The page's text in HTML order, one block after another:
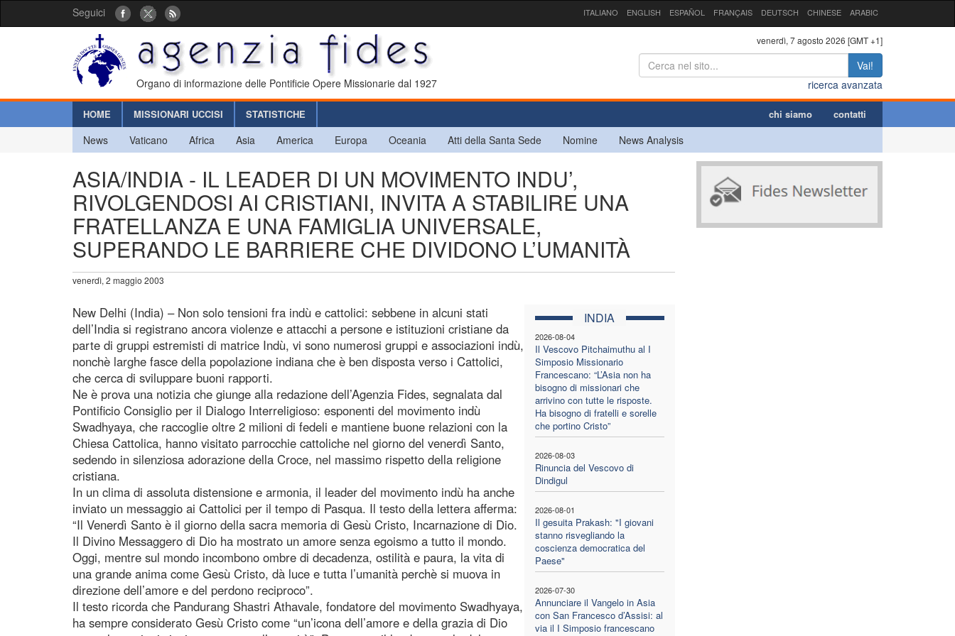
Seguici ITALIANO ENGLISH ESPAÑOL FRANÇAIS DEUTSCH CHINESE ARABIC
Organo di informazione delle Pontificie Opere Missionarie dal 1927
venerdì, 7 agosto 2026 [GMT +1]
Vai!
ricerca avanzata
HOME MISSIONARI UCCISI STATISTICHE chi siamo contatti
News Vaticano Africa Asia America Europa Oceania Atti della Santa Sede Nomine News Analysis
ASIA/INDIA - IL LEADER DI UN MOVIMENTO INDU’,
RIVOLGENDOSI AI CRISTIANI, INVITA A STABILIRE UNA
FRATELLANZA E UNA FAMIGLIA UNIVERSALE,
SUPERANDO LE BARRIERE CHE DIVIDONO L’UMANITÀ
venerdì, 2 maggio 2003
INDIA
2026-08-04
Il Vescovo Pitchaimuthu al I
Simposio Missionario
Francescano: “L’Asia non ha
bisogno di missionari che
arrivino con tutte le risposte.
Ha bisogno di fratelli e sorelle
che portino Cristo”
2026-08-03
Rinuncia del Vescovo di
Dindigul
2026-08-01
Il gesuita Prakash: "I giovani
stanno risvegliando la
coscienza democratica del
Paese"
2026-07-30
Annunciare il Vangelo in Asia
con San Francesco d’Assisi: al
via il I Simposio francescano
New Delhi (India) – Non solo tensioni fra indù e cattolici: sebbene in alcuni stati
dell’India si registrano ancora violenze e attacchi a persone e istituzioni cristiane da
parte di gruppi estremisti di matrice Indù, vi sono numerosi gruppi e associazioni indù,
nonchè larghe fasce della popolazione indiana che è ben disposta verso i Cattolici,
che cerca di sviluppare buoni rapporti.
Ne è prova una notizia che giunge alla redazione dell’Agenzia Fides, segnalata dal
Pontificio Consiglio per il Dialogo Interreligioso: esponenti del movimento indù
Swadhyaya, che raccoglie oltre 2 milioni di fedeli e mantiene buone relazioni con la
Chiesa Cattolica, hanno visitato parrocchie cattoliche nel giorno del venerdì Santo,
sedendo in silenziosa adorazione della Croce, nel massimo rispetto della religione
cristiana.
In un clima di assoluta distensione e armonia, il leader del movimento indù ha anche
inviato un messaggio ai Cattolici per il tempo di Pasqua. Il testo della lettera afferma:
“Il Venerdì Santo è il giorno della sacra memoria di Gesù Cristo, Incarnazione di Dio.
Il Divino Messaggero di Dio ha mostrato un amore senza egoismo a tutto il mondo.
Oggi, mentre sul mondo incombono ombre di decadenza, ostilità e paura, la vita di
una grande anima come Gesù Cristo, dà luce e tutta l’umanità perchè si muova in
direzione dell’amore e del perdono reciproco”.
Il testo ricorda che Pandurang Shastri Athavale, fondatore del movimento Swadhyaya,
ha sempre considerato Gesù Cristo come “un’icona dell’amore e della grazia di Dio